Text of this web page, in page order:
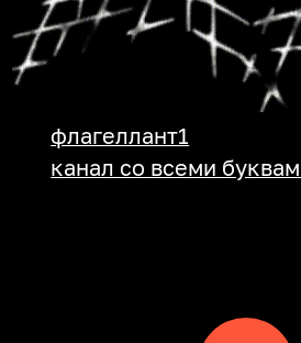
флагеллант1
канал со всеми